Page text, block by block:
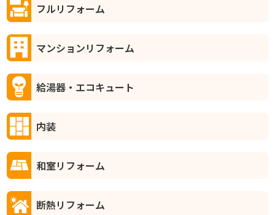
フルリフォーム
マンションリフォーム
給湯器・エコキュート
内装
和室リフォーム
断熱リフォーム